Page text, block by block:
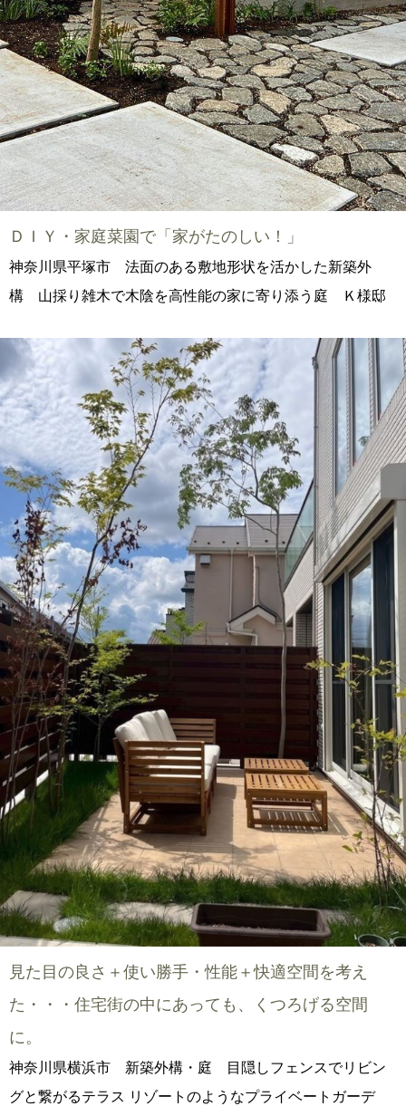
ＤＩＹ・家庭菜園で「家がたのしい！」
神奈川県平塚市 法面のある敷地形状を活かした新築外
構 山採り雑木で木陰を高性能の家に寄り添う庭 Ｋ様邸
見た目の良さ＋使い勝手・性能＋快適空間を考え
た・・・住宅街の中にあっても、くつろげる空間
に。
神奈川県横浜市 新築外構・庭 目隠しフェンスでリビン
グと繋がるテラス リゾートのようなプライベートガーデ